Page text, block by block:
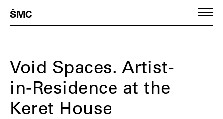
ŠMC
Void Spaces. Artist-
in-Residence at the
Keret House